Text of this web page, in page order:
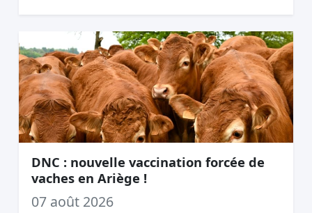
DNC : nouvelle vaccination forcée de
vaches en Ariège !
07 août 2026